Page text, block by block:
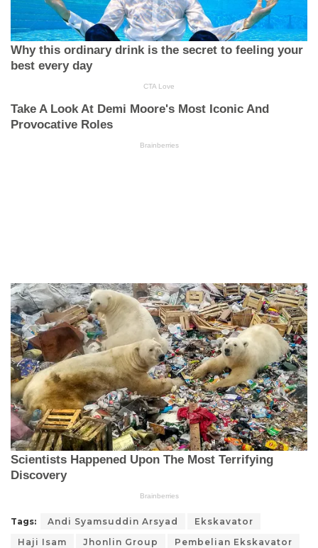
Tags: Andi Syamsuddin Arsyad
Ekskavator
Haji Isam
Jhonlin Group
Pembelian Ekskavator